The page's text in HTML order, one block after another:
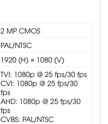
2 MP CMOS
PAL/NTSC
1920 (H) × 1080 (V)
TVI: 1080p @ 25 fps/30 fps
CVI: 1080p @ 25 fps/30
fps
AHD: 1080p @ 25 fps/30
fps
CVBS: PAL/NTSC